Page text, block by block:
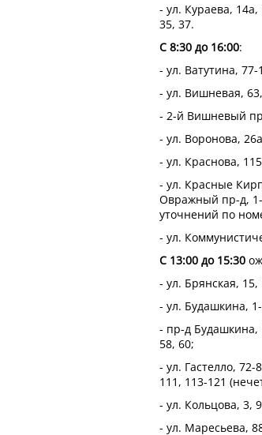
- ул. Кураева,
35, 37.
С 8:30 до 16:00:
- ул. Ватутина,
- ул. Вишневая,
- 2-й Вишневый
- ул. Воронова,
- ул. Краснова,
- ул. Красные
Овражный пр-д,
уточнений по
- ул.
С 13:00 до 15:30
- ул. Брянская, 15,
- ул. Будашкина,
- пр-д Будашкина,
58, 60;
- ул. Гастелло,
111, 113-121
- ул. Кольцова, 3,
- ул. Маресьева,